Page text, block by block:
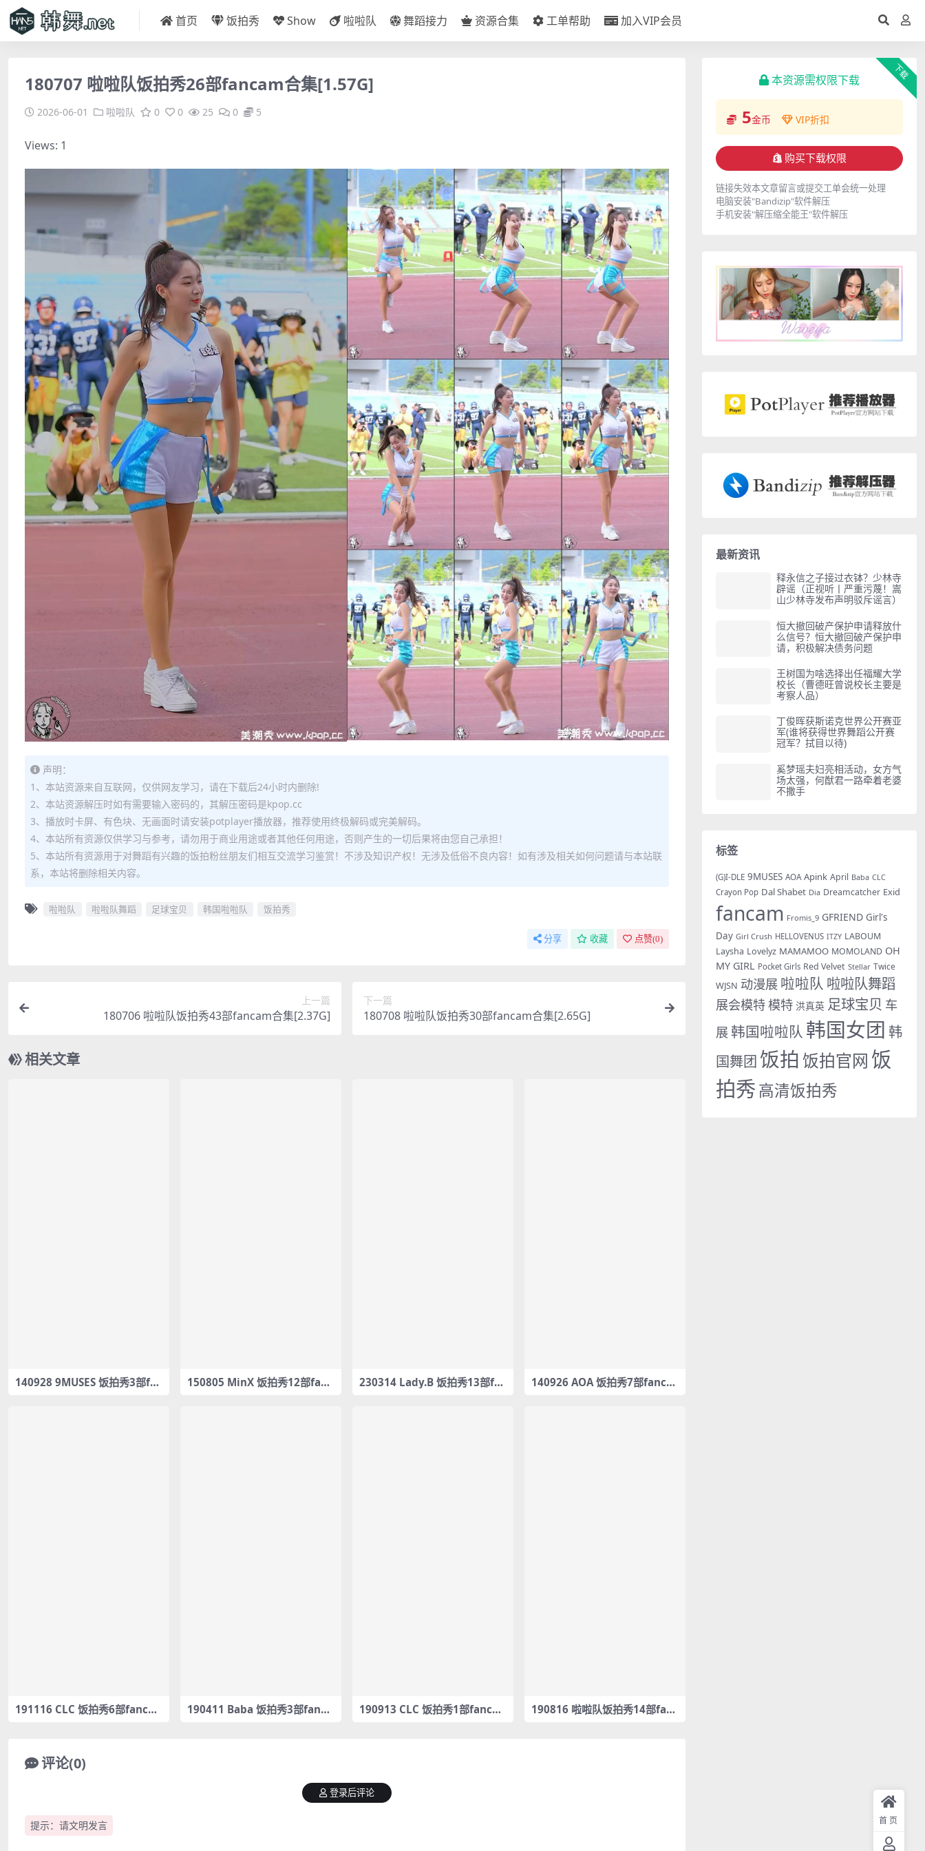
首页 饭拍秀 Show 啦啦队 舞蹈接力 资源合集 工单帮助 加入VIP会员
180707 啦啦队饭拍秀26部fancam合集[1.57G]
2026-06-01 啦啦队 0 0 25 0 5
Views: 1
声明：
1、本站资源来自互联网，仅供网友学习，请在下载后24小时内删除!
2、本站资源解压时如有需要输入密码的，其解压密码是kpop.cc
3、播放时卡屏、有色块、无画面时请安装potplayer播放器，推荐使用终极解码或完美解码。
4、本站所有资源仅供学习与参考，请勿用于商业用途或者其他任何用途，否则产生的一切后果将由您自己承担！
5、本站所有资源用于对舞蹈有兴趣的饭拍粉丝朋友们相互交流学习鉴赏！不涉及知识产权！无涉及低俗不良内容！如有涉及相关如何问题请与本站联
系，本站将删除相关内容。
啦啦队 啦啦队舞蹈 足球宝贝 韩国啦啦队 饭拍秀
分享 收藏 点赞(0)
上一篇
180706 啦啦队饭拍秀43部fancam合集[2.37G]
下一篇
180708 啦啦队饭拍秀30部fancam合集[2.65G]
相关文章
140928 9MUSES 饭拍秀3部fa
150805 MinX 饭拍秀12部fanc
230314 Lady.B 饭拍秀13部fa
140926 AOA 饭拍秀7部fanca
191116 CLC 饭拍秀6部fanca
190411 Baba 饭拍秀3部fanca
190913 CLC 饭拍秀1部fanca
190816 啦啦队饭拍秀14部fanc
评论(0)
提示：请文明发言
登录后评论
下载
本资源需权限下载
5金币 VIP折扣
购买下载权限
链接失效本文章留言或提交工单会统一处理
电脑安装"Bandizip"软件解压
手机安装"解压缩全能王"软件解压
最新资讯
释永信之子接过衣钵？少林寺
辟谣（正视听丨严重污蔑！嵩
山少林寺发布声明驳斥谣言）
恒大撤回破产保护申请释放什
么信号？恒大撤回破产保护申
请，积极解决债务问题
王树国为啥选择出任福耀大学
校长（曹德旺曾说校长主要是
考察人品）
丁俊晖获斯诺克世界公开赛亚
军(谁将获得世界舞蹈公开赛
冠军？拭目以待)
奚梦瑶夫妇亮相活动，女方气
场太强，何猷君一路牵着老婆
不撒手
标签
(G)I-DLE 9MUSES AOA Apink April Baba CLC
Crayon Pop Dal Shabet Dia Dreamcatcher Exid
fancam Fromis_9 GFRIEND Girl's
Day Girl Crush HELLOVENUS ITZY LABOUM
Laysha Lovelyz MAMAMOO MOMOLAND OH
MY GIRL Pocket Girls Red Velvet Stellar Twice
WJSN 动漫展 啦啦队 啦啦队舞蹈
展会模特模特 洪真英 足球宝贝 车
展韩国啦啦队 韩国女团 韩
国舞团 饭拍饭拍官网 饭
拍秀高清饭拍秀
首页